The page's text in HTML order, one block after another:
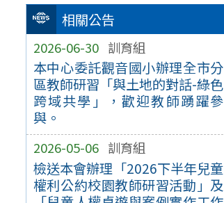
相關公告
2026-06-30 訓育組
本中心委託觀音國小辦理全市分
區教師研習「與土地的對話-綠色
跨域共學」，歡迎教師踴躍參
與。
2026-05-06 訓育組
檢送本會辦理「2026下半年兒童
權利公約校園教師研習活動」及